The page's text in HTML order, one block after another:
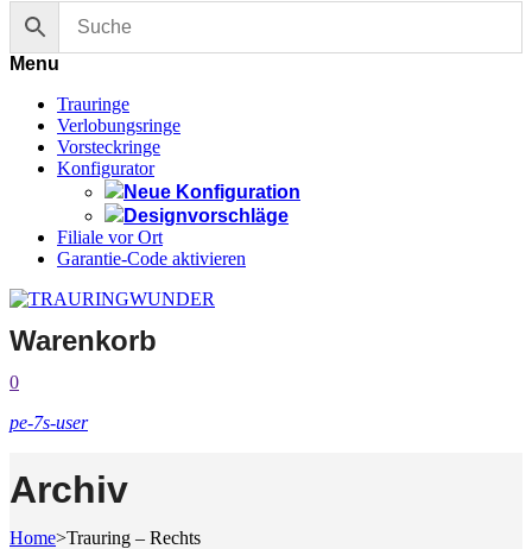
Menu
Trauringe
Verlobungsringe
Vorsteckringe
Konfigurator
Neue Konfiguration
Designvorschläge
Filiale vor Ort
Garantie-Code aktivieren
Warenkorb
0
pe-7s-user
Archiv
Home>Trauring – Rechts